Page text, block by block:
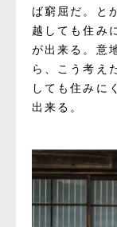
ば窮屈だ。と
越しても住み
が出来る。意
ら、こう考え
しても住みに
出来る。